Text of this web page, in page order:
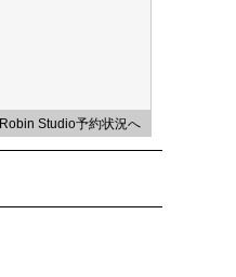
Robin Studio予約状況へ